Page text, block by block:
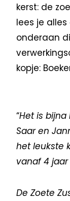
kerst: de
lees je
onderaan
kopje:
“Het is bijna
Saar en
het leukste
vanaf 4
De Zoete